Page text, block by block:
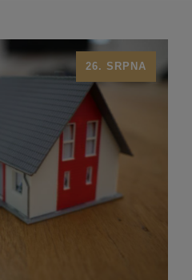
26. SRPNA